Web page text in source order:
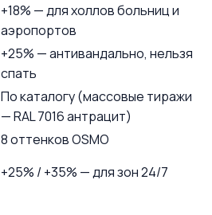
+18% — для холлов больниц и
аэропортов
+25% — антивандально, нельзя
спать
По каталогу (массовые тиражи
— RAL 7016 антрацит)
8 оттенков OSMO
+25% / +35% — для зон 24/7